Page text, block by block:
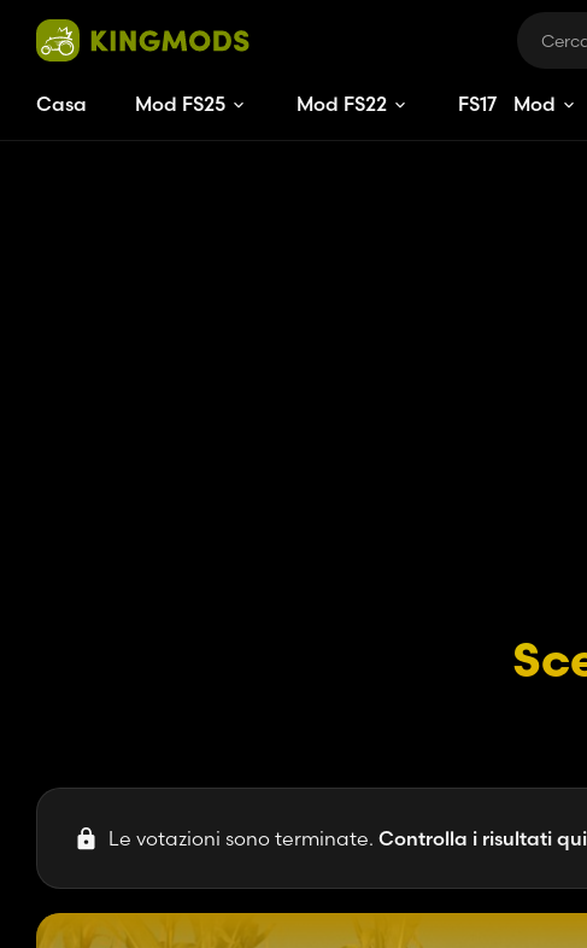
Casa Mod FS25 Mod FS22 FS17 Mod
Le votazioni sono terminate. Controlla i risultati